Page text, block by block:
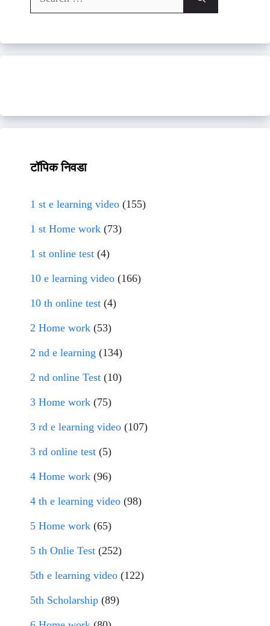
for:
टॉपिक निवडा
1 st e learning video (155)
1 st Home work (73)
1 st online test (4)
10 e learning video (166)
10 th online test (4)
2 Home work (53)
2 nd e learning (134)
2 nd online Test (10)
3 Home work (75)
3 rd e learning video (107)
3 rd online test (5)
4 Home work (96)
4 th e learning video (98)
5 Home work (65)
5 th Onlie Test (252)
5th e learning video (122)
5th Scholarship (89)